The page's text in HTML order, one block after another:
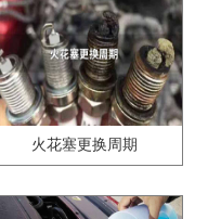
火花塞更换周期